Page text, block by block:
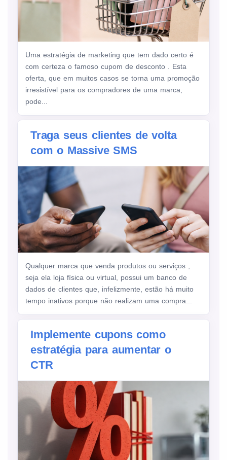
Uma estratégia de marketing que tem dado certo é
com certeza o famoso cupom de desconto . Esta
oferta, que em muitos casos se torna uma promoção
irresistível para os compradores de uma marca,
pode...
Traga seus clientes de volta
com o Massive SMS
Qualquer marca que venda produtos ou serviços ,
seja ela loja física ou virtual, possui um banco de
dados de clientes que, infelizmente, estão há muito
tempo inativos porque não realizam uma compra...
Implemente cupons como
estratégia para aumentar o
CTR